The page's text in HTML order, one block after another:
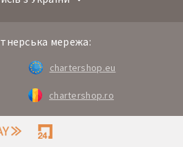
мережа:
chartershop.eu
chartershop.ro